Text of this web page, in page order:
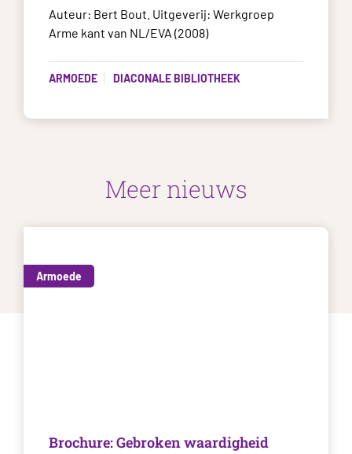
Auteur: Bert Bout. Uitgeverij: Werkgroep
Arme kant van NL/EVA (2008)
ARMOEDE DIACONALE BIBLIOTHEEK
Meer nieuws
Armoede
Brochure: Gebroken waardigheid